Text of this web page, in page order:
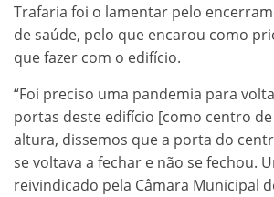
Trafaria foi o lamentar pelo
de saúde, pelo que encarou como
que fazer com o edifício.
“Foi preciso uma pandemia para
portas deste edifício [como centro de
altura, dissemos que a porta do
se voltava a fechar e não se fechou.
reivindicado pela Câmara Municipal